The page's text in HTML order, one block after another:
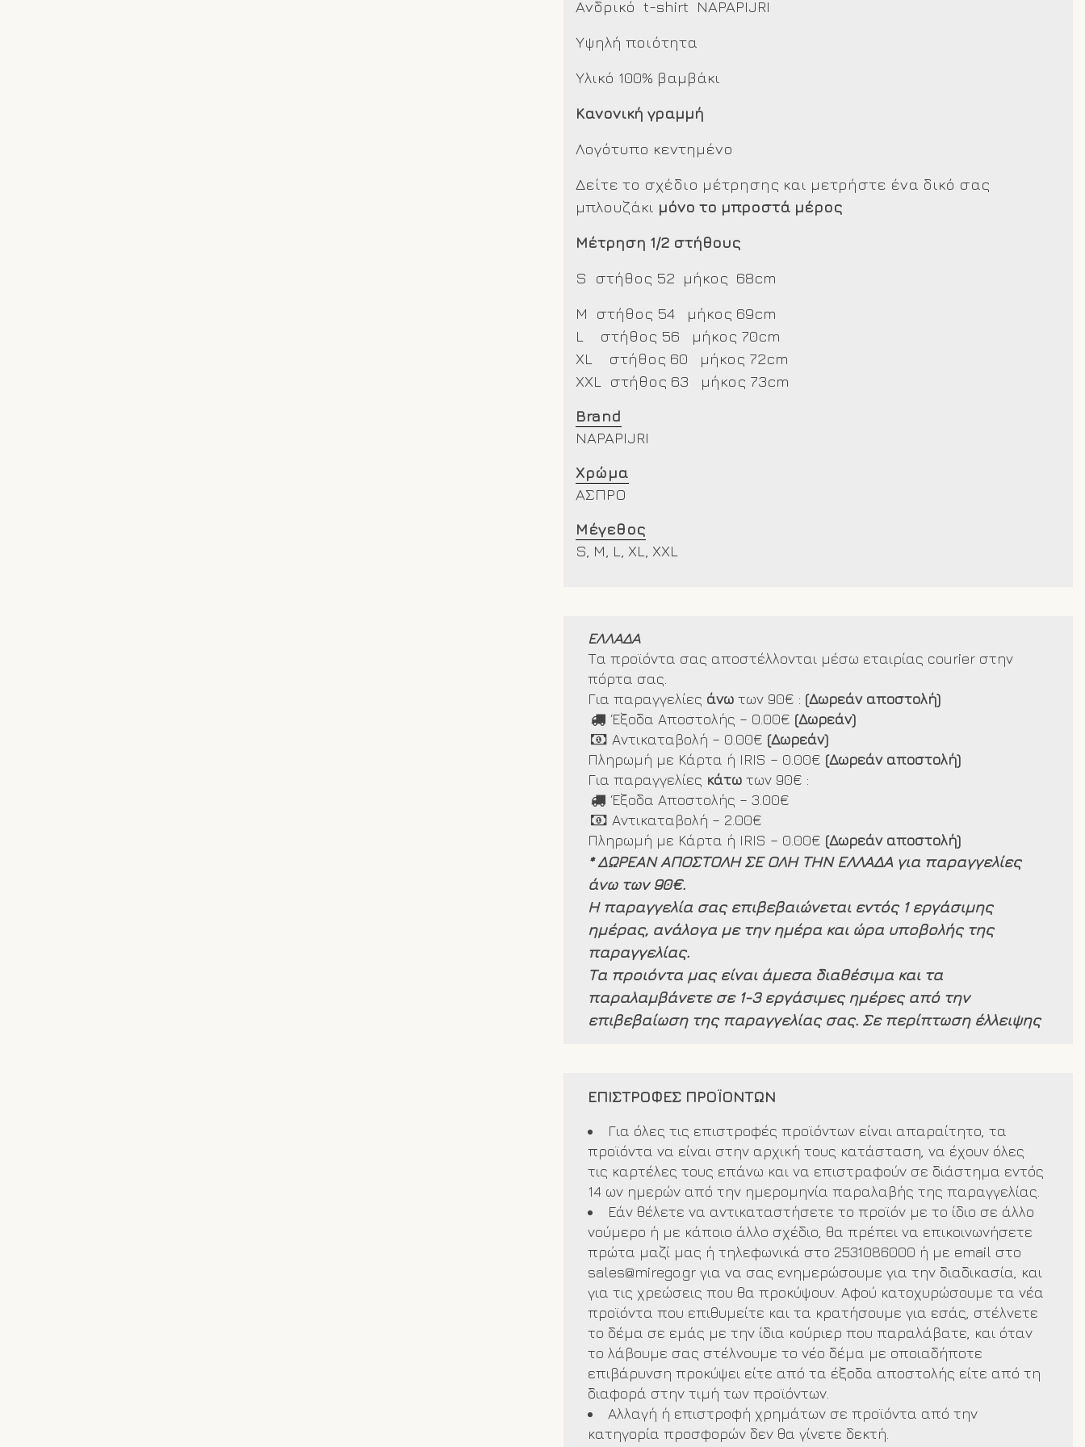
Ανδρικό t-shirt NAPAPIJRI
Υψηλή ποιότητα
Υλικό 100% βαμβάκι
Κανονική γραμμή
Λογότυπο κεντημένο
Δείτε το σχέδιο μέτρησης και μετρήστε ένα δικό σας
μπλουζάκι μόνο το μπροστά μέρος
Μέτρηση 1/2 στήθους
S στήθος 52 μήκος 68cm
M στήθος 54 μήκος 69cm
L στήθος 56 μήκος 70cm
XL στήθος 60 μήκος 72cm
XXL
στήθος 63 μήκος 73cm
Brand
NAPAPIJRI
Χρώμα
ΑΣΠΡΟ
Μέγεθος
S, M, L, XL, XXL
ΕΛΛΑΔΑ
Τα προϊόντα σας αποστέλλονται μέσω εταιρίας courier στην
πόρτα σας.
Για παραγγελίες άνω των 90€ : (Δωρεάν αποστολή)
Έξοδα Αποστολής – 0.00€ (Δωρεάν)
Αντικαταβολή – 0.00€ (Δωρεάν)
Πληρωμή με Κάρτα ή IRIS – 0.00€ (Δωρεάν αποστολή)
Για παραγγελίες κάτω των 90€ :
Έξοδα Αποστολής – 3.00€
Αντικαταβολή – 2.00€
Πληρωμή με Κάρτα ή IRIS – 0.00€ (Δωρεάν αποστολή)
* ΔΩΡΕΑΝ ΑΠΟΣΤΟΛΗ ΣΕ ΟΛΗ ΤΗΝ ΕΛΛΑΔΑ για παραγγελίες
άνω των 90€.
Η παραγγελία σας επιβεβαιώνεται εντός 1 εργάσιμης
ημέρας, ανάλογα με την ημέρα και ώρα υποβολής της
παραγγελίας.
Τα προιόντα μας είναι άμεσα διαθέσιμα και τα
παραλαμβάνετε σε 1-3 εργάσιμες ημέρες από την
επιβεβαίωση της παραγγελίας σας. Σε περίπτωση έλλειψης
ΕΠΙΣΤΡΟΦΕΣ ΠΡΟΪΟΝΤΩΝ
Για όλες τις επιστροφές προϊόντων είναι απαραίτητο, τα
προϊόντα να είναι στην αρχική τους κατάσταση, να έχουν όλες
τις καρτέλες τους επάνω και να επιστραφούν σε διάστημα εντός
14 ων ημερών από την ημερομηνία παραλαβής της παραγγελίας.
Εάν θέλετε να αντικαταστήσετε το προϊόν με το ίδιο σε άλλο
νούμερο ή με κάποιο άλλο σχέδιο, θα πρέπει να επικοινωνήσετε
πρώτα μαζί μας ή τηλεφωνικά στο 2531086000 ή με email στο
sales@mirego.gr για να σας ενημερώσουμε για την διαδικασία, και
για τις χρεώσεις που θα προκύψουν. Αφού κατοχυρώσουμε τα νέα
προϊόντα που επιθυμείτε και τα κρατήσουμε για εσάς, στέλνετε
το δέμα σε εμάς με την ίδια κούριερ που παραλάβατε, και όταν
το λάβουμε σας στέλνουμε το νέο δέμα με οποιαδήποτε
επιβάρυνση προκύψει είτε από τα έξοδα αποστολής είτε από τη
διαφορά στην τιμή των προϊόντων.
Αλλαγή ή επιστροφή χρημάτων σε προϊόντα από την
κατηγορία προσφορών δεν θα γίνετε δεκτή.